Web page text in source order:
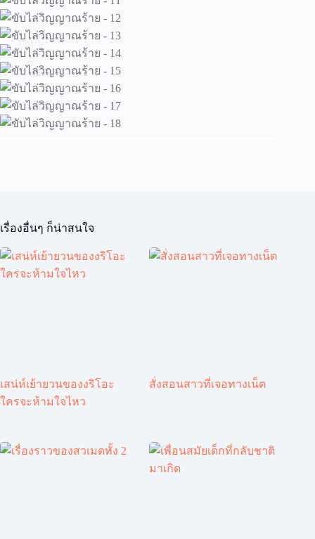
เรื่องอื่นๆ ก็น่าสนใจ
เสน่ห์เย้ายวนของงริโอะ
ใครจะห้ามใจไหว
สั่งสอนสาวที่เจอทางเน็ต